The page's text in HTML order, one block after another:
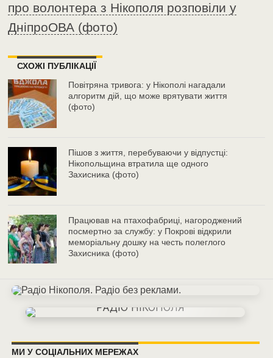
про волонтера з Нікополя розповіли у
ДніпроОВА (фото)
СХОЖІ ПУБЛІКАЦІЇ
Повітряна тривога: у Нікополі нагадали
алгоритм дій, що може врятувати життя
(фото)
Пішов з життя, перебуваючи у відпустці:
Нікопольщина втратила ще одного
Захисника (фото)
Працював на птахофабриці, нагороджений
посмертно за службу: у Покрові відкрили
меморіальну дошку на честь полеглого
Захисника (фото)
МИ У СОЦІАЛЬНИХ МЕРЕЖАХ